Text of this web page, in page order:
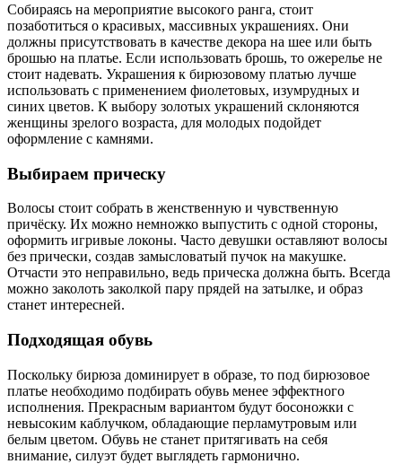
Собираясь на мероприятие высокого ранга, стоит
позаботиться о красивых, массивных украшениях. Они
должны присутствовать в качестве декора на шее или быть
брошью на платье. Если использовать брошь, то ожерелье не
стоит надевать. Украшения к бирюзовому платью лучше
использовать с применением фиолетовых, изумрудных и
синих цветов. К выбору золотых украшений склоняются
женщины зрелого возраста, для молодых подойдет
оформление с камнями.
Выбираем прическу
Волосы стоит собрать в женственную и чувственную
причёску. Их можно немножко выпустить с одной стороны,
оформить игривые локоны. Часто девушки оставляют волосы
без прически, создав замысловатый пучок на макушке.
Отчасти это неправильно, ведь прическа должна быть. Всегда
можно заколоть заколкой пару прядей на затылке, и образ
станет интересней.
Подходящая обувь
Поскольку бирюза доминирует в образе, то под бирюзовое
платье необходимо подбирать обувь менее эффектного
исполнения. Прекрасным вариантом будут босоножки с
невысоким каблучком, обладающие перламутровым или
белым цветом. Обувь не станет притягивать на себя
внимание, силуэт будет выглядеть гармонично.